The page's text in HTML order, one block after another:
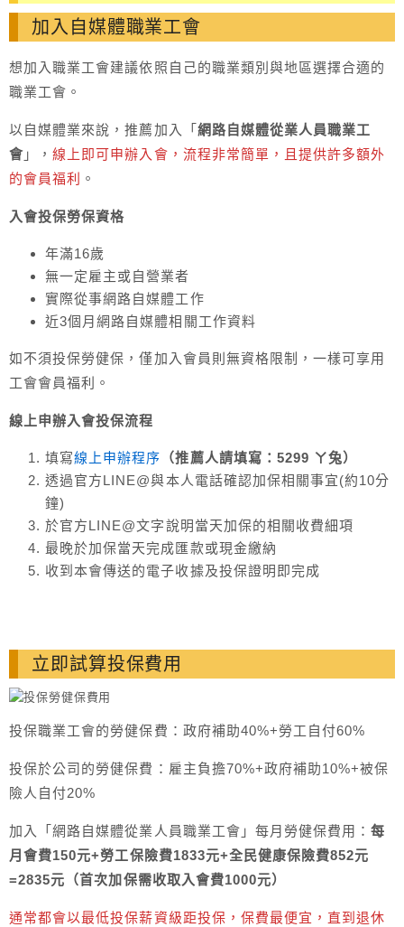
加入自媒體職業工會
想加入職業工會建議依照自己的職業類別與地區選擇合適的
職業工會。
以自媒體業來說，推薦加入「 網路自媒體從業人員職業工
會 」，線上即可申辦入會，流程非常簡單，且提供許多額外
的會員福利
。
入會投保勞保資格
年滿16歲
無一定雇主或自營業者
實際從事網路自媒體工作
近3個月網路自媒體相關工作資料
如不須投保勞健保，僅加入會員則無資格限制，一樣可享用
工會會員福利。
線上申辦入會投保流程
填寫線上申辦程序 （推薦人請填寫：5299 ㄚ兔）
透過官方LINE@與本人電話確認加保相關事宜(約10分
鐘)
於官方LINE@文字說明當天加保的相關收費細項
最晚於加保當天完成匯款或現金繳納
收到本會傳送的電子收據及投保證明即完成
立即試算投保費用
投保職業工會的勞健保費：政府補助40%+勞工自付60%
投保於公司的勞健保費：雇主負擔70%+政府補助10%+被保
險人自付20%
加入「網路自媒體從業人員職業工會」每月勞健保費用：每
月會費150元+勞工保險費1833元+全民健康保險費852元
=2835元（首次加保需收取入會費1000元）
通常都會以最低投保薪資級距投保，保費最便宜，直到退休